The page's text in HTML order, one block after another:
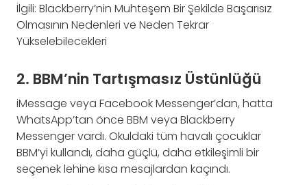
İlgili: Blackberry’nin Muhteşem Bir Şekilde Başarısız
Olmasının Nedenleri ve Neden Tekrar
Yükselebilecekleri
2. BBM’nin Tartışmasız Üstünlüğü
iMessage veya Facebook Messenger’dan, hatta
WhatsApp’tan önce BBM veya Blackberry
Messenger vardı. Okuldaki tüm havalı çocuklar
BBM’yi kullandı, daha güçlü, daha etkileşimli bir
seçenek lehine kısa mesajlardan kaçındı.